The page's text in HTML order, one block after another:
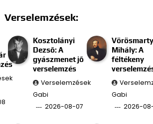
Verselemzések:
Kosztolányi
Dezső: A
gyászmenet jő
verselemzés
Verselemzések
Gabi
2026-08-07
Vörösmarty
Mihály: A
féltékeny
Gabi
2026-